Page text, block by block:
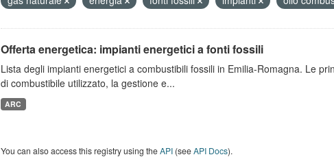
Offerta energetica: impianti energetici a fonti fossili
Lista degli impianti energetici a combustibili fossili in Emilia-Romagna. Le
di combustibile utilizzato, la gestione e...
ARC
You can also access this registry using theAPI(seeAPI Docs).